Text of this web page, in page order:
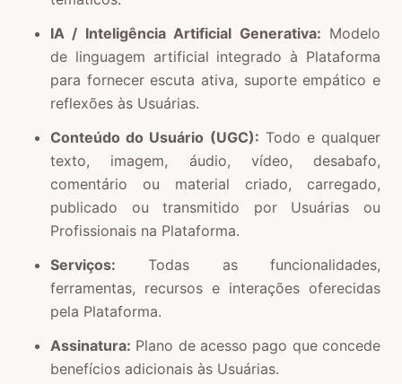
IA / Inteligência Artificial Generativa: Modelo
de linguagem artificial integrado à Plataforma
para fornecer escuta ativa, suporte empático e
reflexões às Usuárias.
Conteúdo do Usuário (UGC): Todo e qualquer
texto, imagem, áudio, vídeo, desabafo,
comentário ou material criado, carregado,
publicado ou transmitido por Usuárias ou
Profissionais na Plataforma.
Serviços: Todas as funcionalidades,
ferramentas, recursos e interações oferecidas
pela Plataforma.
Assinatura: Plano de acesso pago que concede
benefícios adicionais às Usuárias.